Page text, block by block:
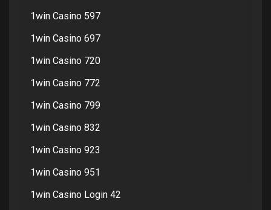
1win Casino 597
1win Casino 697
1win Casino 720
1win Casino 772
1win Casino 799
1win Casino 832
1win Casino 923
1win Casino 951
1win Casino Login 42